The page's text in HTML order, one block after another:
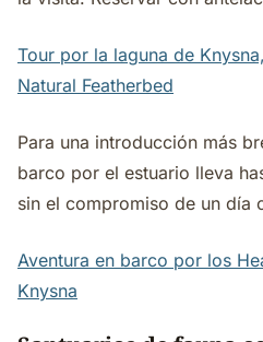
Tour por la laguna de
Natural Featherbed
Para una introducción más
barco por el estuario lleva
sin el compromiso de un día
Aventura en barco por los
Knysna